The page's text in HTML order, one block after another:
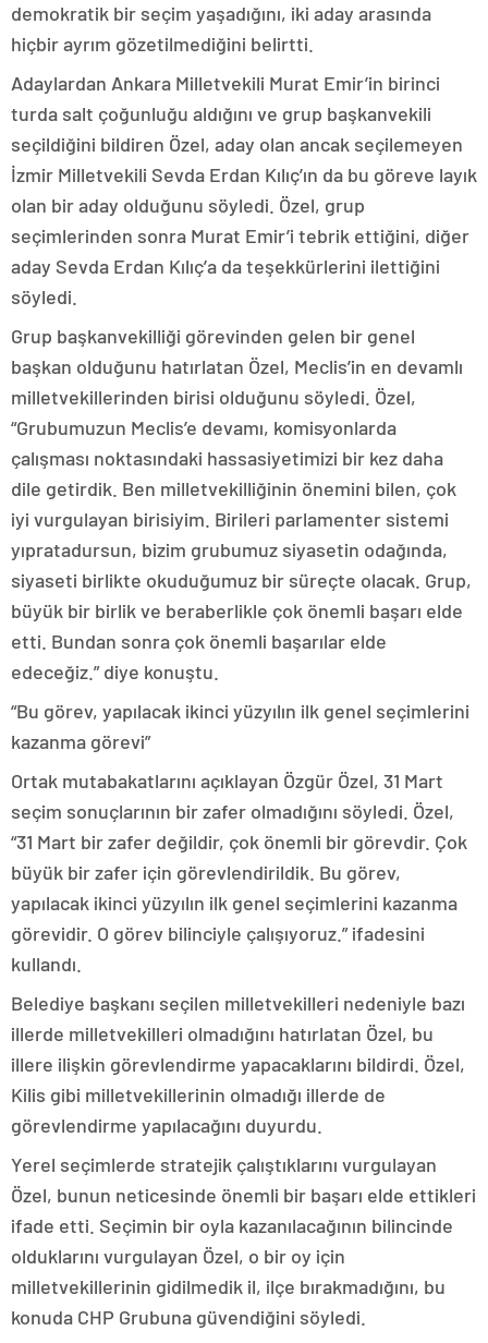
demokratik bir seçim yaşadığını, iki aday arasında
hiçbir ayrım gözetilmediğini belirtti.
Adaylardan Ankara Milletvekili Murat Emir’in birinci
turda salt çoğunluğu aldığını ve grup başkanvekili
seçildiğini bildiren Özel, aday olan ancak seçilemeyen
İzmir Milletvekili Sevda Erdan Kılıç’ın da bu göreve layık
olan bir aday olduğunu söyledi. Özel, grup
seçimlerinden sonra Murat Emir’i tebrik ettiğini, diğer
aday Sevda Erdan Kılıç’a da teşekkürlerini ilettiğini
söyledi.
Grup başkanvekilliği görevinden gelen bir genel
başkan olduğunu hatırlatan Özel, Meclis’in en devamlı
milletvekillerinden birisi olduğunu söyledi. Özel,
“Grubumuzun Meclis’e devamı, komisyonlarda
çalışması noktasındaki hassasiyetimizi bir kez daha
dile getirdik. Ben milletvekilliğinin önemini bilen, çok
iyi vurgulayan birisiyim. Birileri parlamenter sistemi
yıpratadursun, bizim grubumuz siyasetin odağında,
siyaseti birlikte okuduğumuz bir süreçte olacak. Grup,
büyük bir birlik ve beraberlikle çok önemli başarı elde
etti. Bundan sonra çok önemli başarılar elde
edeceğiz.” diye konuştu.
“Bu görev, yapılacak ikinci yüzyılın ilk genel seçimlerini
kazanma görevi”
Ortak mutabakatlarını açıklayan Özgür Özel, 31 Mart
seçim sonuçlarının bir zafer olmadığını söyledi. Özel,
“31 Mart bir zafer değildir, çok önemli bir görevdir. Çok
büyük bir zafer için görevlendirildik. Bu görev,
yapılacak ikinci yüzyılın ilk genel seçimlerini kazanma
görevidir. O görev bilinciyle çalışıyoruz.” ifadesini
kullandı.
Belediye başkanı seçilen milletvekilleri nedeniyle bazı
illerde milletvekilleri olmadığını hatırlatan Özel, bu
illere ilişkin görevlendirme yapacaklarını bildirdi. Özel,
Kilis gibi milletvekillerinin olmadığı illerde de
görevlendirme yapılacağını duyurdu.
Yerel seçimlerde stratejik çalıştıklarını vurgulayan
Özel, bunun neticesinde önemli bir başarı elde ettikleri
ifade etti. Seçimin bir oyla kazanılacağının bilincinde
olduklarını vurgulayan Özel, o bir oy için
milletvekillerinin gidilmedik il, ilçe bırakmadığını, bu
konuda CHP Grubuna güvendiğini söyledi.